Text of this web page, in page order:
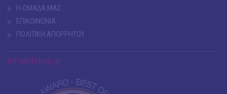
Η ΟΜΑΔΑ ΜΑΣ
ΕΠΙΚΟΙΝΩΝΙΑ
ΠΟΛΙΤΙΚΗ ΑΠΟΡΡΗΤΟΥ
info@debop.gr